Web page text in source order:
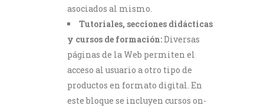
asociados al mismo.
Tutoriales, secciones didácticas
y cursos de formación:Diversas
páginas de la Web permiten el
acceso al usuario a otro tipo de
productos en formato digital. En
este bloque se incluyen cursos on-